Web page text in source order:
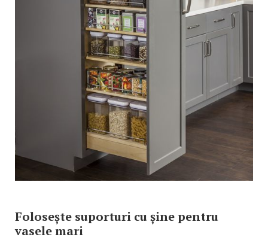
Folosește suporturi cu șine pentru
vasele mari